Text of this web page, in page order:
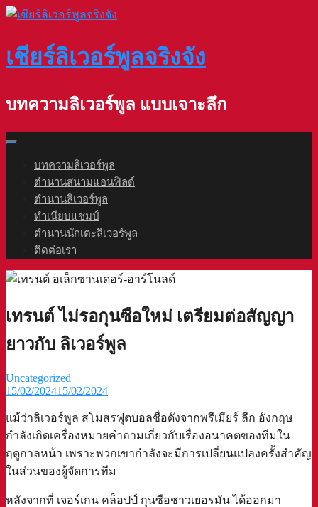
Skip
เชียร์ลิเวอร์พูลจริงจัง
บทความลิเวอร์พูล แบบเจาะลึก
บทความลิเวอร์พูล
ตำนานสนามแอนฟิลด์
ตำนานลิเวอร์พูล
ทำเนียบแชมป์
ตำนานนักเตะลิเวอร์พูล
ติดต่อเรา
เทรนต์ ไม่รอกุนซือใหม่ เตรียมต่อสัญญา
ยาวกับ ลิเวอร์พูล
Uncategorized
15/02/202415/02/2024
แม้ว่าลิเวอร์พูล สโมสรฟุตบอลชื่อดังจากพรีเมียร์ ลีก อังกฤษ
กำลังเกิดเครื่องหมายคำถามเกี่ยวกับเรื่องอนาคตของทีมใน
ฤดูกาลหน้า เพราะพวกเขากำลังจะมีการเปลี่ยนแปลงครั้งสำคัญ
ในส่วนของผู้จัดการทีม
หลังจากที่ เจอร์เกน คล็อปป์ กุนซือชาวเยอรมัน ได้ออกมา